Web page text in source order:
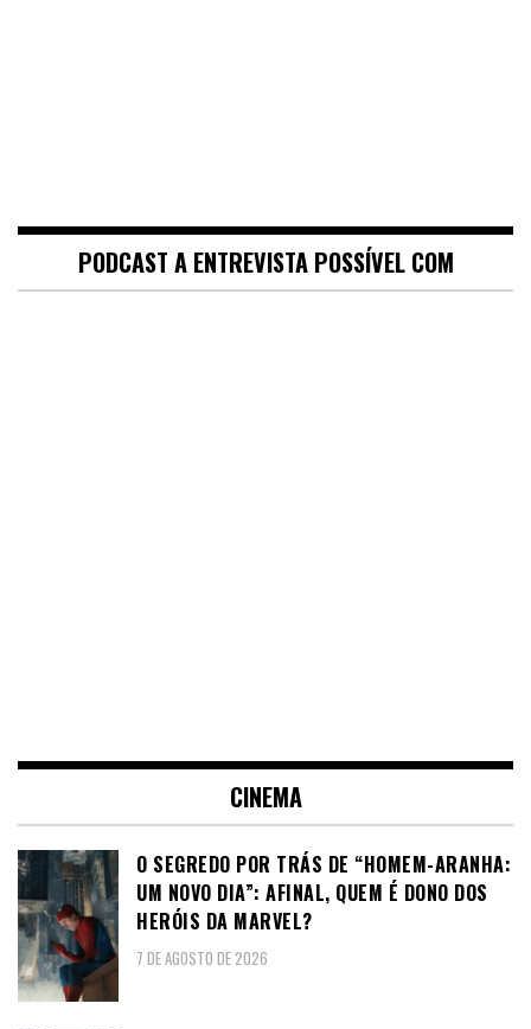
PODCAST A ENTREVISTA POSSÍVEL COM
CINEMA
O SEGREDO POR TRÁS DE “HOMEM-ARANHA:
UM NOVO DIA”: AFINAL, QUEM É DONO DOS
HERÓIS DA MARVEL?
7 DE AGOSTO DE 2026